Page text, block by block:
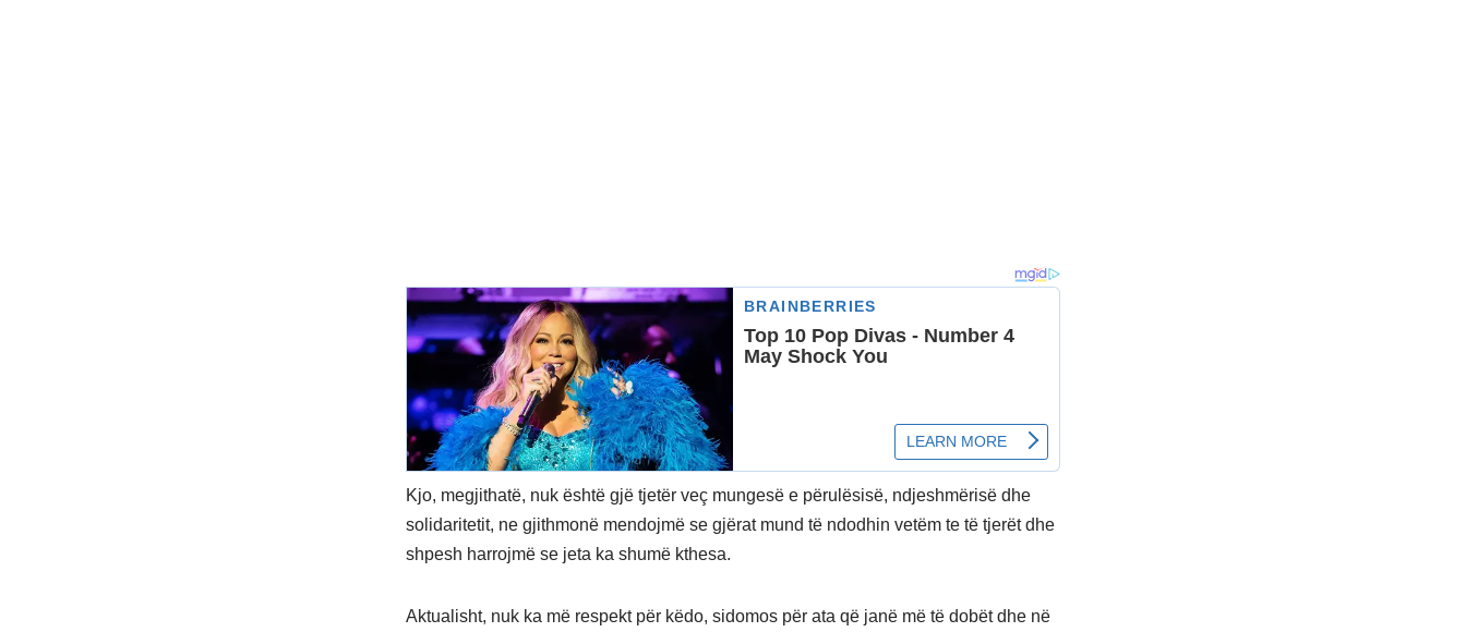
Kjo, megjithatë, nuk është gjë tjetër veç mungesë e përulësisë, ndjeshmërisë dhe
solidaritetit, ne gjithmonë mendojmë se gjërat mund të ndodhin vetëm te të tjerët dhe
shpesh harrojmë se jeta ka shumë kthesa.
Aktualisht, nuk ka më respekt për këdo, sidomos për ata që janë më të dobët dhe në